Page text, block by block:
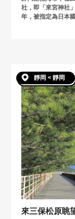
社，即「來宮神社
年，被指定為日本
靜岡 < 靜岡
來三保松原眺